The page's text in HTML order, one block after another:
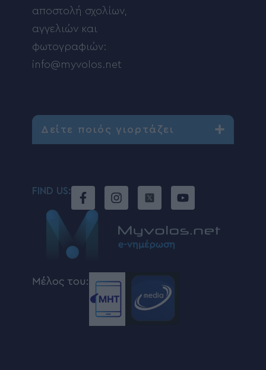
αποστολή σχολίων,
αγγελιών και
φωτογραφιών:
info@myvolos.net
Δείτε ποιός γιορτάζει
FIND US:
Μέλος του: